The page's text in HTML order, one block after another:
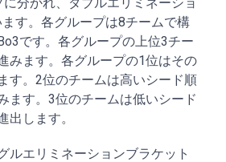
ます。各グループは8チームで構
です。各グループの上位3チー
みます。各グループの1位はその
す。2位のチームは高いシード順
ます。3位のチームは低いシード
出します。
ルエリミネーションブラケット